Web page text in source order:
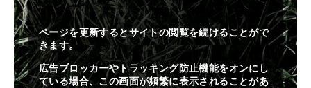
ページを更新するとサイトの閲覧を続けることがで
きます。
広告ブロッカーやトラッキング防止機能をオンにし
ている場合、この画面が頻繁に表示されることがあ